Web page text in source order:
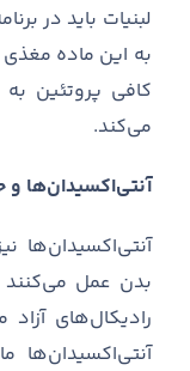
لبنیات باید در
به این ماده
کافی پروتئین
میکند.
آنتی‌اکسیدان‌ها
آنتیاکسیدانها
بدن عمل می
رادیکالهای
آنتیاکسیدانها